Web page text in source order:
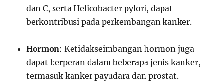
dan C, serta Helicobacter pylori, dapat
berkontribusi pada perkembangan kanker.
Hormon: Ketidakseimbangan hormon juga
dapat berperan dalam beberapa jenis kanker,
termasuk kanker payudara dan prostat.